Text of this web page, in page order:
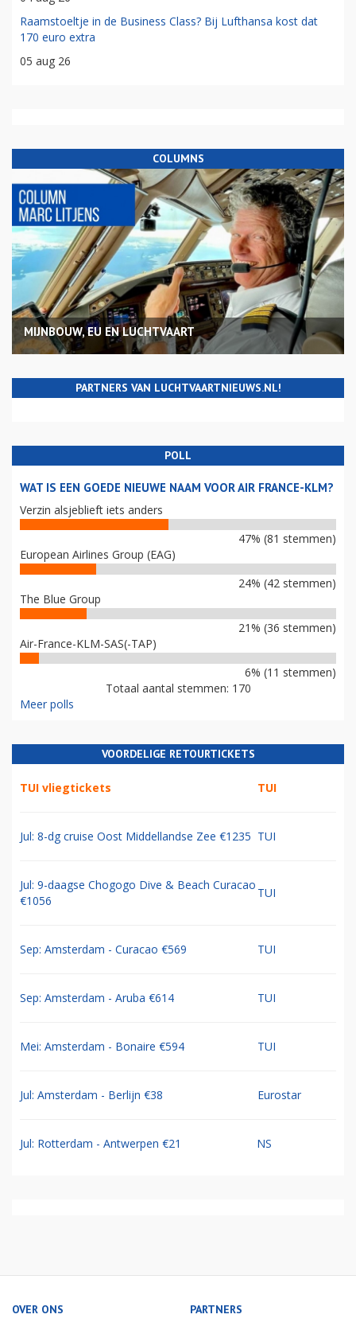
Raamstoeltje in de Business Class? Bij Lufthansa kost dat
170 euro extra
05 aug 26
COLUMNS
MIJNBOUW, EU EN LUCHTVAART
PARTNERS VAN LUCHTVAARTNIEUWS.NL!
POLL
WAT IS EEN GOEDE NIEUWE NAAM VOOR AIR FRANCE-KLM?
Verzin alsjeblieft iets anders
47% (81 stemmen)
European Airlines Group (EAG)
24% (42 stemmen)
The Blue Group
21% (36 stemmen)
Air-France-KLM-SAS(-TAP)
6% (11 stemmen)
Totaal aantal stemmen: 170
Meer polls
VOORDELIGE RETOURTICKETS
TUI vliegtickets TUI
Jul: 8-dg cruise Oost Middellandse Zee €1235 TUI
Jul: 9-daagse Chogogo Dive & Beach Curacao
€1056
TUI
Sep: Amsterdam - Curacao €569 TUI
Sep: Amsterdam - Aruba €614 TUI
Mei: Amsterdam - Bonaire €594 TUI
Jul: Amsterdam - Berlijn €38 Eurostar
Jul: Rotterdam - Antwerpen €21 NS
OVER ONS PARTNERS